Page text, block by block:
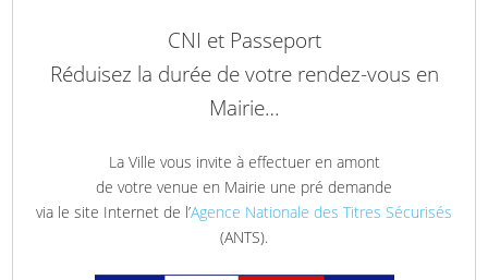
CNI et Passeport
Réduisez la durée de votre rendez-vous en
Mairie…
La Ville vous invite à effectuer en amont
de votre venue en Mairie une pré demande
via le site Internet de l’Agence Nationale des Titres Sécurisés
(ANTS).